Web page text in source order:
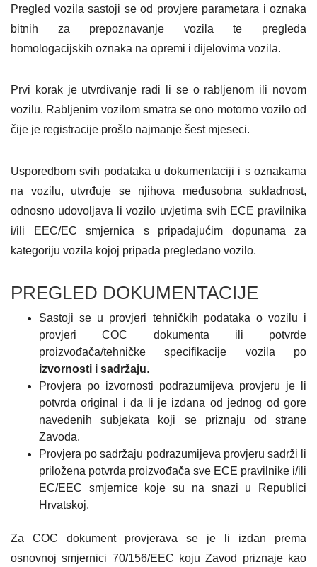
Pregled vozila sastoji se od provjere parametara i oznaka
bitnih za prepoznavanje vozila te pregleda
homologacijskih oznaka na opremi i dijelovima vozila.
Prvi korak je utvrđivanje radi li se o rabljenom ili novom
vozilu. Rabljenim vozilom smatra se ono motorno vozilo od
čije je registracije prošlo najmanje šest mjeseci.
Usporedbom svih podataka u dokumentaciji i s oznakama
na vozilu, utvrđuje se njihova međusobna sukladnost,
odnosno udovoljava li vozilo uvjetima svih ECE pravilnika
i/ili EEC/EC smjernica s pripadajućim dopunama za
kategoriju vozila kojoj pripada pregledano vozilo.
PREGLED DOKUMENTACIJE
Sastoji se u provjeri tehničkih podataka o vozilu i
provjeri COC dokumenta ili potvrde
proizvođača/tehničke specifikacije vozila po
izvornosti i sadržaju.
Provjera po izvornosti podrazumijeva provjeru je li
potvrda original i da li je izdana od jednog od gore
navedenih subjekata koji se priznaju od strane
Zavoda.
Provjera po sadržaju podrazumijeva provjeru sadrži li
priložena potvrda proizvođača sve ECE pravilnike i/ili
EC/EEC smjernice koje su na snazi u Republici
Hrvatskoj.
Za COC dokument provjerava se je li izdan prema
osnovnoj smjernici 70/156/EEC koju Zavod priznaje kao